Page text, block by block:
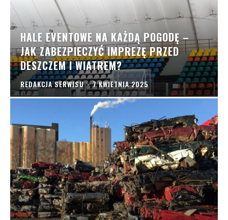
HALE EVENTOWE NA KAŻDĄ POGODĘ –
JAK ZABEZPIECZYĆ IMPREZĘ PRZED
DESZCZEM I WIATREM?
REDAKCJA SERWISU - 7 KWIETNIA 2025